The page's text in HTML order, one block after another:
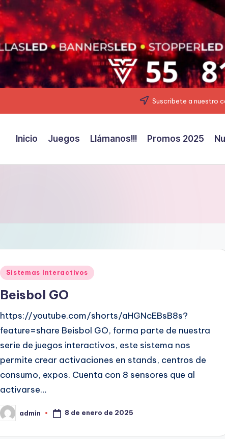
Suscribete a nuestro
Inicio Juegos Llámanos!!! Promos 2025
Sistemas Interactivos
Beisbol GO
https://youtube.com/shorts/aHGNcEBsB8s?
feature=share Beisbol GO, forma parte de nuestra
serie de juegos interactivos, este sistema nos
permite crear activaciones en stands, centros de
consumo, expos. Cuenta con 8 sensores que al
activarse…
admin 8 de enero de 2025